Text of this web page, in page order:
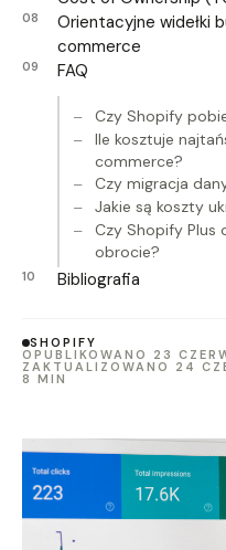
Orientacyjne widełki
commerce
FAQ
Czy Shopify
Ile kosztuje
commerce?
Czy migracja
Jakie są koszty
Czy Shopify Plus
obrocie?
Bibliografia
SHOPIFY
OPUBLIKOWANO 23
ZAKTUALIZOWANO 24
8 MIN